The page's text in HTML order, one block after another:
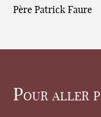
Père Patrick Faure
Pour aller